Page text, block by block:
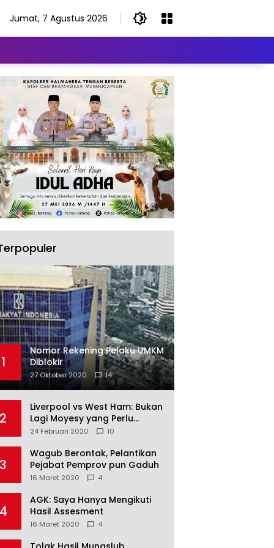
Jumat, 7 Agustus 2026
1
Nomor Rekening Pelaku UMKM
Diblokir
27 Oktober 2020 14
2
Liverpool vs West Ham: Bukan
Lagi Moyesy yang Perlu
Ditakuti
24 Februari 2020 10
3
Wagub Berontak, Pelantikan
Pejabat Pemprov pun Gaduh
16 Maret 2020 4
4
AGK: Saya Hanya Mengikuti
Hasil Assesment
16 Maret 2020 4